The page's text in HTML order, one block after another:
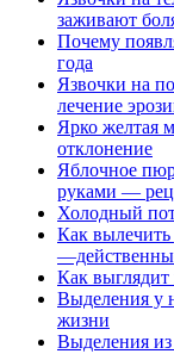
заживают
Почему
года
Язвочки на
лечение
Ярко желтая
отклонение
Яблочное
руками —
Холодный
Как
Как выглядит
Выделения у
жизни
Выделения